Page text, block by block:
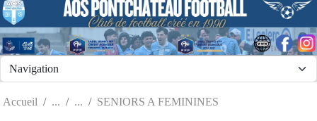
Accueil SENIORS A FEMININES
Panneau de gestion des cookies